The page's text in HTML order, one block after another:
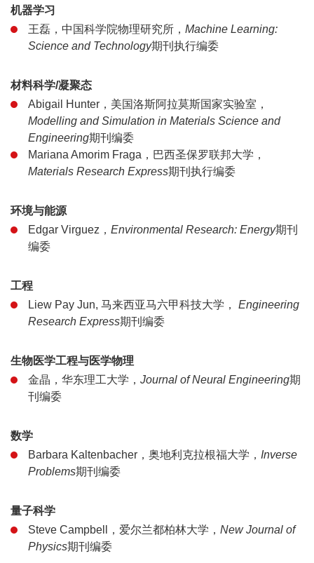
机器学习
王磊，中国科学院物理研究所， Machine Learning:
Science and Technology期刊执行编委
材料科学/凝聚态
Abigail Hunter，美国洛斯阿拉莫斯国家实验室，
Modelling and Simulation in Materials Science and
Engineering期刊编委
Mariana Amorim Fraga，巴西圣保罗联邦大学，
Materials Research Express期刊执行编委
环境与能源
Edgar Virguez， Environmental Research: Energy期刊
编委
工程
Liew Pay Jun, 马来西亚马六甲科技大学， Engineering
Research Express期刊编委
生物医学工程与医学物理
金晶，华东理工大学， Journal of Neural Engineering期
刊编委
数学
Barbara Kaltenbacher，奥地利克拉根福大学， Inverse
Problems期刊编委
量子科学
Steve Campbell，爱尔兰都柏林大学， New Journal of
Physics期刊编委